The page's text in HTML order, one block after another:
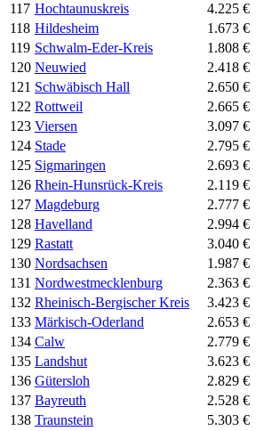
117 Hochtaunuskreis 4.225 €
118 Hildesheim 1.673 €
119 Schwalm-Eder-Kreis 1.808 €
120 Neuwied 2.418 €
121 Schwäbisch Hall 2.650 €
122 Rottweil 2.665 €
123 Viersen 3.097 €
124 Stade 2.795 €
125 Sigmaringen 2.693 €
126 Rhein-Hunsrück-Kreis 2.119 €
127 Magdeburg 2.777 €
128 Havelland 2.994 €
129 Rastatt 3.040 €
130 Nordsachsen 1.987 €
131 Nordwestmecklenburg 2.363 €
132 Rheinisch-Bergischer Kreis 3.423 €
133 Märkisch-Oderland 2.653 €
134 Calw 2.779 €
135 Landshut 3.623 €
136 Gütersloh 2.829 €
137 Bayreuth 2.528 €
138 Traunstein 5.303 €